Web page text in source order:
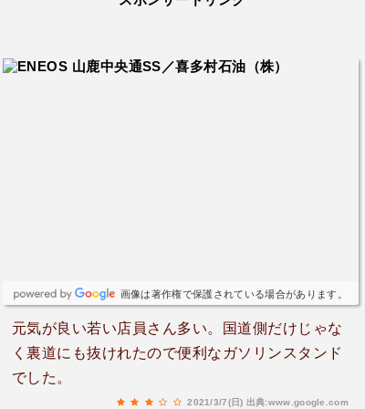
画像は著作権で保護されている場合があります。
元気が良い若い店員さん多い。国道側だけじゃな
く裏道にも抜けれたので便利なガソリンスタンド
でした。
2021/3/7(日) 出典:www.google.com